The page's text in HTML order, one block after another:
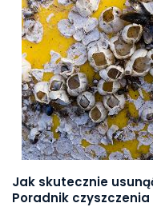
Jak skutecznie
Poradnik czyszczenia